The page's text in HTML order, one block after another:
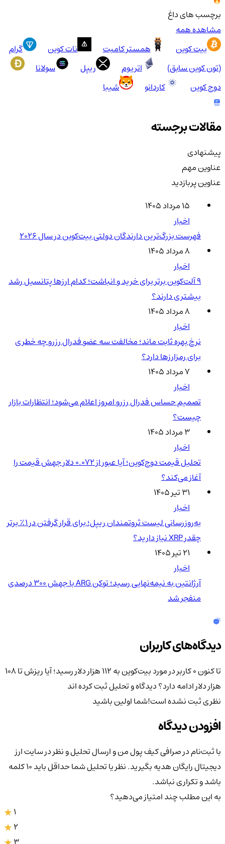
برچسب های داغ
مشاهده همه
بیت کوین
همستر کامبت نات کوین
گرام
(تون کوین سابق)
اتریوم ریپل
سولانا
دوج کوین
کاردانو شیبا
مقالات برجسته
پیشنهادی
عناوین مهم
عناوین پربازدید
۱۵ مرداد ۱۴۰۵
اخبار
فهرست بزرگ‌ترین دارندگان دولتی بیت‌کوین در سال 2026
۸ مرداد ۱۴۰۵
اخبار
۹ آلت‌کوین برتر برای خرید و انباشت؛ کدام ارزها پتانسیل رشد
بیشتری دارند؟
۸ مرداد ۱۴۰۵
اخبار
نرخ بهره ثابت ماند؛ مخالفت سه عضو فدرال رزرو چه خطری
برای رمزارزها دارد؟
۷ مرداد ۱۴۰۵
اخبار
تصمیم حساس فدرال رزرو امروز اعلام می‌شود؛ انتظارات بازار
چیست؟
۳ مرداد ۱۴۰۵
اخبار
تحلیل قیمت دوج‌کوین؛ آیا عبور از ۰.۰۷۲ دلار جهش قیمت را
آغاز می‌کند؟
۳۱ تیر ۱۴۰۵
اخبار
به‌روزرسانی لیست ثروتمندان ریپل؛ برای قرار گرفتن در ۱٪ برتر
چقدر XRP نیاز دارید؟
۲۱ تیر ۱۴۰۵
اخبار
آرژانتین به نیمه‌نهایی رسید؛ توکن ARG با جهش ۳۰۰ درصدی
منفجر شد
دیدگاه‌های کاربران
تا کنون 0 کاربر در مورد
بیت‌کوین به ۱۱۲ هزار دلار رسید؛ آیا ریزش تا ۱۰۸
هزار دلار ادامه دارد؟دیدگاه و تحلیل ثبت کرده اند
نظری ثبت نشده است!شما اولین باشید
افزودن دیدگاه
با ثبت‌نام در صرافی کیف پول من و ارسال تحلیل و نظر در سایت ارز
دیجیتال رایگان هدیه بگیرید. نظر یا تحلیل شما حداقل باید ۱۰ کلمه
باشد و تکراری نباشد.
به این مطلب چند امتیاز می‌دهید؟